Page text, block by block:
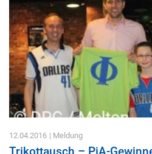
12.04.2016 | Meldung
Trikottausch – PiA-